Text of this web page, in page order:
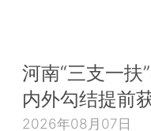
河南“三支一扶
内外勾结提前
2026年08月07日